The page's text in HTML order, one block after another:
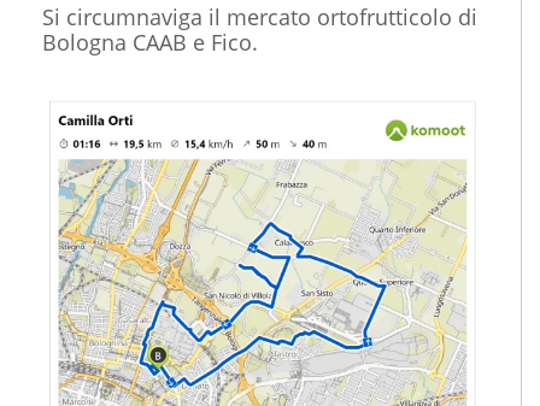
Si circumnaviga il mercato ortofrutticolo di
Bologna CAAB e Fico.